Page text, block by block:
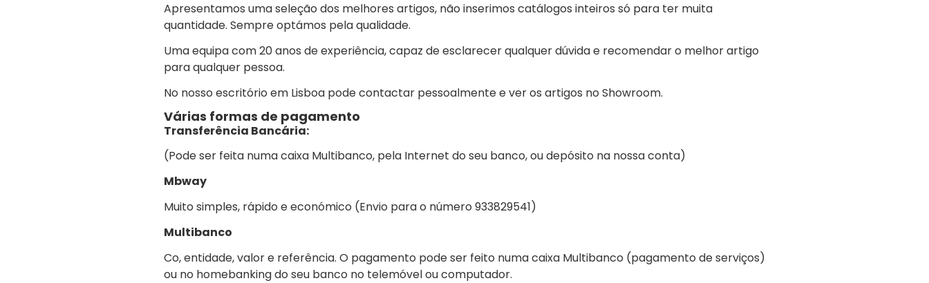
Apresentamos uma seleção dos melhores artigos, não inserimos catálogos inteiros só para ter muita
quantidade. Sempre optámos pela qualidade.
Uma equipa com 20 anos de experiência, capaz de esclarecer qualquer dúvida e recomendar o melhor artigo
para qualquer pessoa.
No nosso escritório em Lisboa pode contactar pessoalmente e ver os artigos no Showroom.
Várias formas de pagamento
Transferência Bancária:
(Pode ser feita numa caixa Multibanco, pela Internet do seu banco, ou depósito na nossa conta)
Mbway
Muito simples, rápido e económico (Envio para o número 933829541)
Multibanco
Co, entidade, valor e referência. O pagamento pode ser feito numa caixa Multibanco (pagamento de serviços)
ou no homebanking do seu banco no telemóvel ou computador.